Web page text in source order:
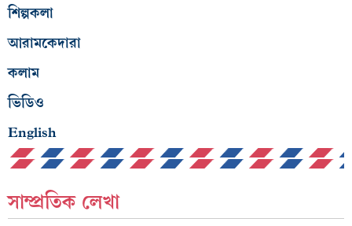
শিল্পকলা
আরামকেদারা
কলাম
ভিডিও
English
সাম্প্রতিক লেখা